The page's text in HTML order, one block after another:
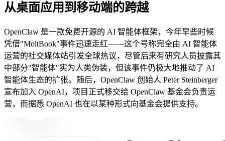
从桌面应用到移动端的跨越
OpenClaw 是一款免费开源的 AI 智能体框架，今年早些时候
凭借"MoltBook"事件迅速走红——这个号称完全由 AI 智能体
运营的社交媒体站引发全球热议，尽管后来有研究人员披露其
中部分"智能体"实为人类伪装，但该事件仍极大地推动了 AI
智能体生态的扩张。随后，OpenClaw 创始人 Peter Steinberger
宣布加入 OpenAI，项目正式移交给 OpenClaw 基金会负责运
营，而据悉 OpenAI 也在以某种形式向基金会提供支持。